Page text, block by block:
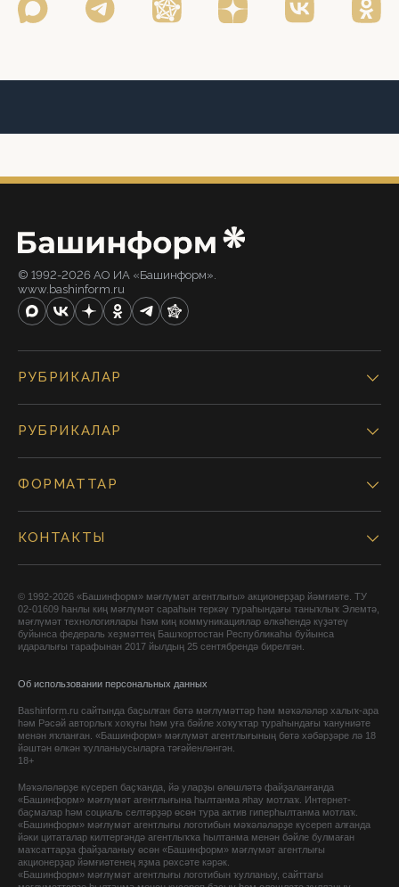
© 1992-2026 АО ИА «Башинформ».
www.bashinform.ru
РУБРИКАЛАР
РУБРИКАЛАР
ФОРМАТТАР
КОНТАКТЫ
© 1992-2026 «Башинформ» мәғлүмәт агентлығы» акционерҙар йәмғиәте. ТУ
02-01609 һанлы киң мәғлүмәт сараһын теркәү тураһындағы таныҡлыҡ Элемтә,
мәғлүмәт технологиялары һәм киң коммуникациялар өлкәһендә күҙәтеү
буйынса федераль хеҙмәттең Башҡортостан Республикаһы буйынса
идаралығы тарафынан 2017 йылдың 25 сентябрендә бирелгән.
Об использовании персональных данных
Bashinform.ru сайтында баҫылған бөтә мәғлүмәттәр һәм мәҡәләләр халыҡ-ара
һәм Рәсәй авторлыҡ хоҡуғы һәм уға бәйле хоҡуҡтар тураһындағы ҡануниәте
менән яҡланған. «Башинформ» мәғлүмәт агентлығының бөтә хәбәрҙәре лә 18
йәштән өлкән ҡулланыусыларға тәғәйенләнгән.
18+
Мәҡәләләрҙе күсереп баҫҡанда, йә уларҙы өлөшләтә файҙаланғанда
«Башинформ» мәғлүмәт агентлығына һылтанма яһау мотлаҡ. Интернет-
баҫмалар һәм социаль селтәрҙәр өсөн тура актив гиперһылтанма мотлаҡ.
«Башинформ» мәғлүмәт агентлығы логотибын мәҡәләләрҙе күсереп алғанда
йәки цитаталар килтергәндә агентлыҡҡа һылтанма менән бәйле булмаған
маҡсаттарҙа файҙаланыу өсөн «Башинформ» мәғлүмәт агентлығы
акционерҙар йәмғиәтенең яҙма рөхсәте кәрәк.
«Башинформ» мәғлүмәт агентлығы логотибын ҡулланыу, сайттағы